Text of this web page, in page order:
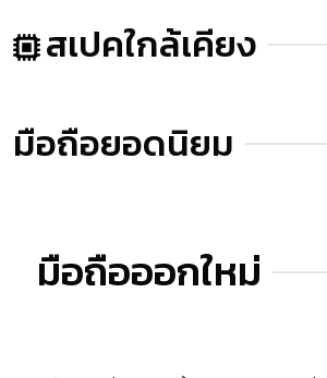
สเปคใกล้เคียง
มือถือยอดนิยม
มือถือออกใหม่